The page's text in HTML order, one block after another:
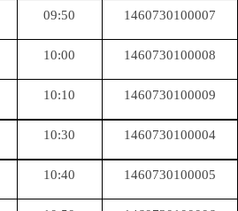
09:50 1460730100007
10:00 1460730100008
10:10 1460730100009
10:30 1460730100004
10:40 1460730100005